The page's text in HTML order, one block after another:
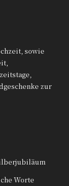
sowie
zur
Worte